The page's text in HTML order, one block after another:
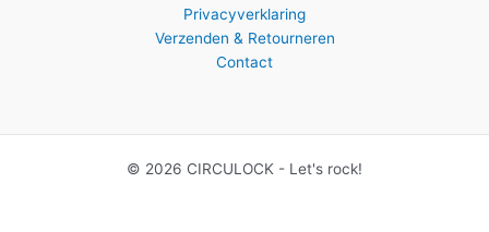
Privacyverklaring
Verzenden & Retourneren
Contact
© 2026 CIRCULOCK - Let's rock!